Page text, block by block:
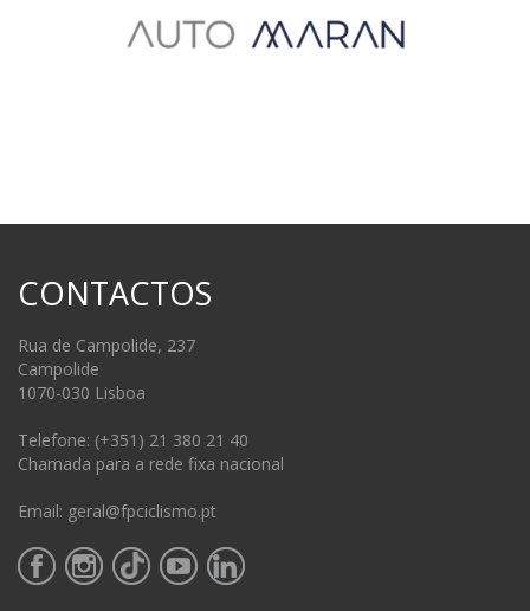
CONTACTOS
Rua de Campolide, 237
Campolide
1070-030 Lisboa
Telefone: (+351) 21 380 21 40
Chamada para a rede fixa nacional
Email: geral@fpciclismo.pt